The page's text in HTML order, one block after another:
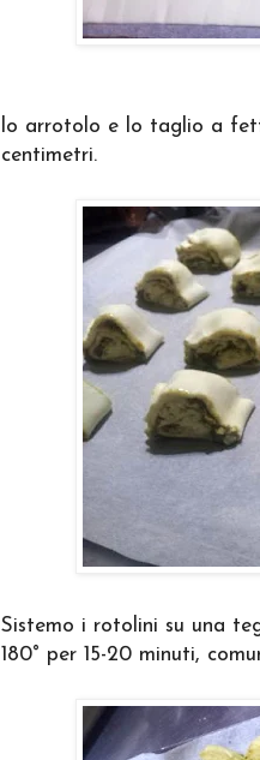
lo arrotolo e lo taglio a
centimetri.
Sistemo i rotolini su una
180° per 15-20 minuti,